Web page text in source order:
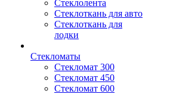
Стеклолента
Стеклоткань для авто
Стеклоткань для
лодки
Стекломаты
Стекломат 300
Стекломат 450
Стекломат 600